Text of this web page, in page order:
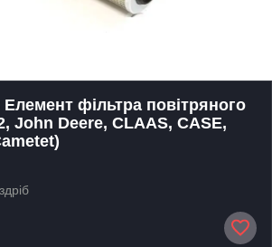
Елемент фільтра повітряного
Deere, CLAAS, CASE,